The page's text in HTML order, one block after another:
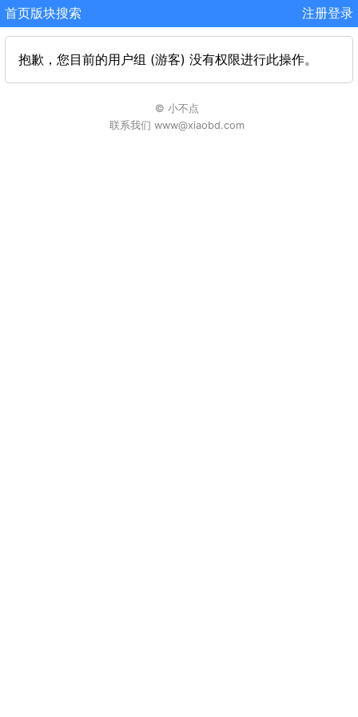
首页版块搜索 注册登录
抱歉，您目前的用户组 (游客) 没有权限进行此操作。
© 小不点
联系我们 www@xiaobd.com